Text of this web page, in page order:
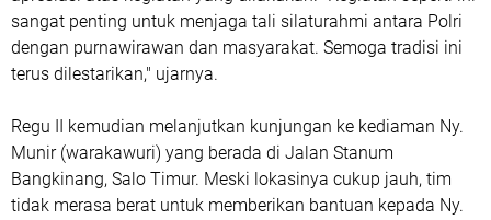
sangat penting untuk menjaga tali silaturahmi antara Polri
dengan purnawirawan dan masyarakat. Semoga tradisi ini
terus dilestarikan," ujarnya.
Regu II kemudian melanjutkan kunjungan ke kediaman Ny.
Munir (warakawuri) yang berada di Jalan Stanum
Bangkinang, Salo Timur. Meski lokasinya cukup jauh, tim
tidak merasa berat untuk memberikan bantuan kepada Ny.